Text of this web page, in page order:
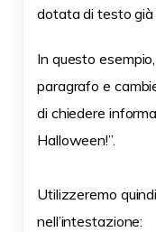
dotata di testo già
In questo
paragrafo e
di chiedere
Halloween!”.
Utilizzeremo
nell’intestazione: